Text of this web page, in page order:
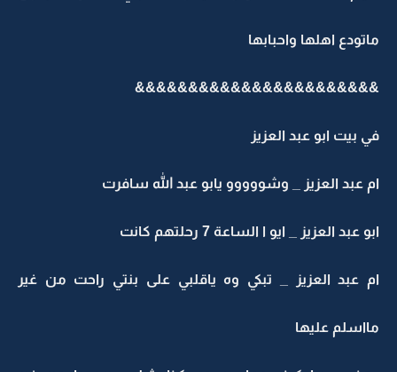
اهلها واحبابها
بيت ابو عبد العزيز
عبد العزيز _ وشووووو يابو عبد الله سافرت
عبد العزيز _ ايو ا الساعة 7 رحلتهم كانت
عبد العزيز _ تبكي وه ياقلبي على بنتي راحت من غير
عليها